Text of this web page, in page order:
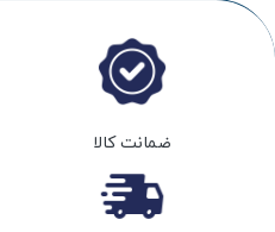
ضمانت کالا